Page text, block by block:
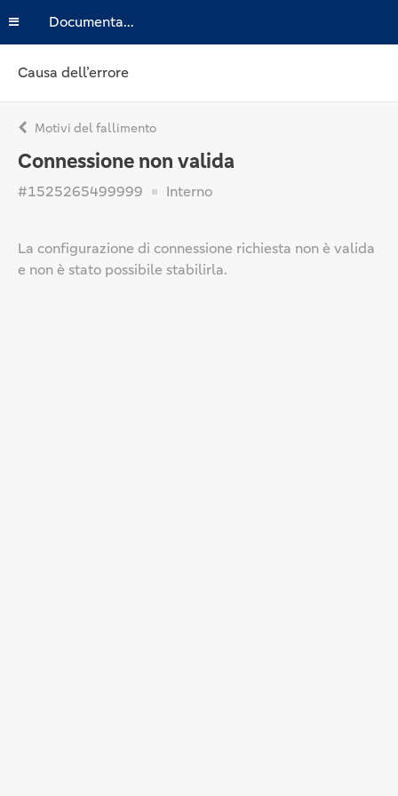
Documentazione
Causa dell’errore
Motivi del fallimento
Connessione non valida
#1525265499999 Interno
La configurazione di connessione richiesta non è valida
e non è stato possibile stabilirla.